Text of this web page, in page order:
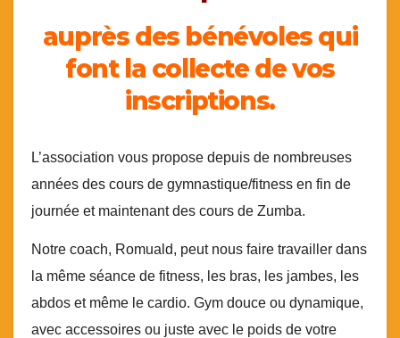
auprès des bénévoles qui
font la collecte de vos
inscriptions.
L’association vous propose depuis de nombreuses
années des cours de gymnastique/fitness en fin de
journée et maintenant des cours de Zumba.
Notre coach, Romuald, peut nous faire travailler dans
la même séance de fitness, les bras, les jambes, les
abdos et même le cardio. Gym douce ou dynamique,
avec accessoires ou juste avec le poids de votre